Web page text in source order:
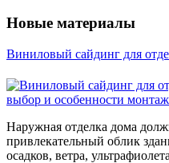
Новые материалы
Виниловый сайдинг для
Наружная отделка дома
привлекательный облик
осадков, ветра,